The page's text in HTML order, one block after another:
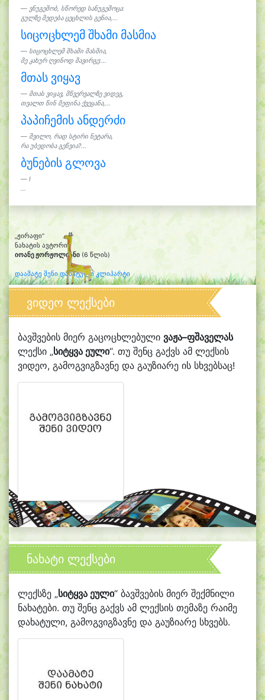
ვნუგეშობ, სწორედ სანუგეშოცა:
გულზე მედება ცეცხლის გენია,...
სიცოცხლემ შხამი მასმია
სიცოცხლემ შხამი მასმია,
მე კახურ ღვინოდ შავირგე:...
მთას ვიყავ
მთას ვიყავ, მწვერვალზე ვიდეგ,
თვალთ წინ მეფინა ქვეყანა,...
პაპიჩემის ანდერძი
შვილო, რად სტირი ნეტარა,
რა უბედობა გეწვია?...
ბუნების გლოვა
Ι
...
„ჟირაფი“
ნახატის ავტორი:
იოანე ჟორჟოლიანი (6 წლის)
დაამატე შენი დახატული კლიპარტი
ვიდეო ლექსები
ბავშვების მიერ გაცოცხლებული ვაჟა–ფშაველას
ლექსი „სიტყვა ეული“. თუ შენც გაქვს ამ ლექსის
ვიდეო, გამოგვიგზავნე და გაუზიარე ის სხვებსაც!
ნახატი ლექსები
ლექსზე „სიტყვა ეული“ ბავშვების მიერ შექმნილი
ნახატები. თუ შენც გაქვს ამ ლექსის თემაზე რაიმე
დახატული, გამოგვიგზავნე და გაუზიარე სხვებს.